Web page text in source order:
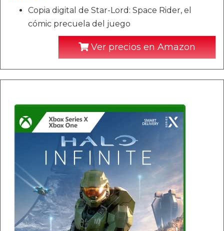
Copia digital de Star-Lord: Space Rider, el
cómic precuela del juego
Ver precios en Amazon